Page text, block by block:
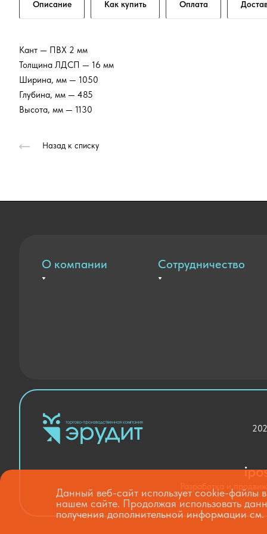
Описание Как купить Оплата
Кант — ПВХ 2 мм
Толщина ЛДСП — 16 мм
Ширина, мм — 1050
Глубина, мм — 485
Высота, мм — 1130
Назад к списку
О компании Сотрудничество
Разработка и
Данный веб-сайт использует cookie-файлы
нашем сайте. Продолжая использовать
получения дополнительной информации см.